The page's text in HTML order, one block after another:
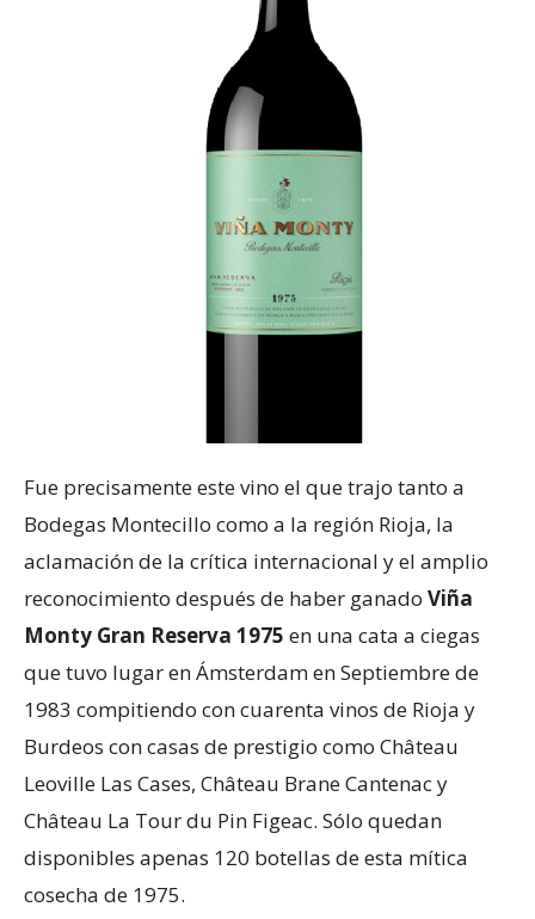
Fue precisamente este vino el que trajo tanto a
Bodegas Montecillo como a la región Rioja, la
aclamación de la crítica internacional y el amplio
reconocimiento después de haber ganado Viña
Monty Gran Reserva 1975 en una cata a ciegas
que tuvo lugar en Ámsterdam en Septiembre de
1983 compitiendo con cuarenta vinos de Rioja y
Burdeos con casas de prestigio como Château
Leoville Las Cases, Château Brane Cantenac y
Château La Tour du Pin Figeac. Sólo quedan
disponibles apenas 120 botellas de esta mítica
cosecha de 1975.